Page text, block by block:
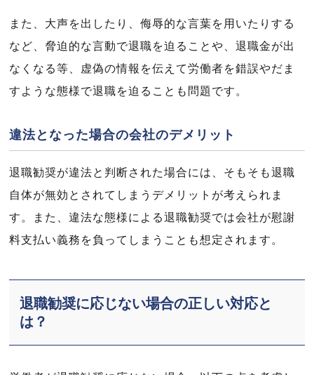
また、大声を出したり、侮辱的な言葉を用いたりする
など、脅迫的な言動で退職を迫ることや、退職金が出
なくなる等、虚偽の情報を伝えて労働者を錯誤やだま
すような態様で退職を迫ることも問題です。
違法となった場合の会社のデメリット
退職勧奨が違法と判断された場合には、そもそも退職
自体が無効とされてしまうデメリットが考えられま
す。また、違法な態様による退職勧奨では会社が慰謝
料支払い義務を負ってしまうことも想定されます。
退職勧奨に応じない場合の正しい対応と
は？